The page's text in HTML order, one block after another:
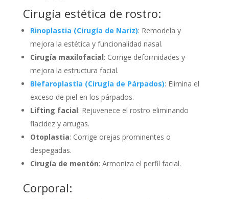
Cirugía estética de rostro:
Rinoplastia (Cirugía de Nariz): Remodela y
mejora la estética y funcionalidad nasal.
Cirugía maxilofacial: Corrige deformidades y
mejora la estructura facial.
Blefaroplastía (Cirugía de Párpados): Elimina el
exceso de piel en los párpados.
Lifting facial: Rejuvenece el rostro eliminando
flacidez y arrugas.
Otoplastia: Corrige orejas prominentes o
despegadas.
Cirugía de mentón: Armoniza el perfil facial.
Corporal: